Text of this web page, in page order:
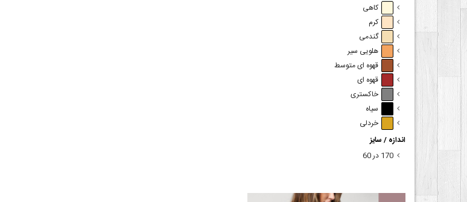
کاهی
کرم
گندمی
هلویی سیر
قهوه ای متوسط
قهوه ای
خاکستری
سیاه
خردلی
اندازه / سایز
170 در 60